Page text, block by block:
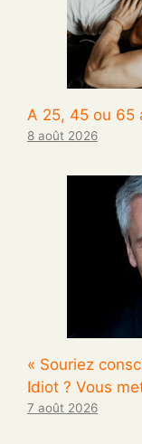
A 25, 45 ou 65
8 août 2026
« Souriez
Idiot ? Vous
7 août 2026